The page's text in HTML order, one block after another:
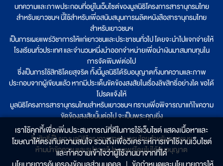
บทความและภาพประกอบที่อยู่ในเว็บไซต์ของมูลนิธิโครงการสารานุกรมไทย
สำหรับเยาวชนฯ นี้ใช้สำหรับเพื่อสนับสนุนการผลิตหนังสือสารานุกรมไทย
สำหรับเยาวชนฯ
เป็นการเผยแพร่วิชาการให้แก่เยาวชนและประชาชนทั่วไป โดยจะนำไปแจกจ่ายให้
โรงเรียนทั่วประเทศ และจำนวนหนึ่งนำออกจำหน่ายเพื่อนำเงินมาสมทบทุนใน
การจัดพิมพ์ต่อไป
ซึ่งเป็นการใช้สิทธิโดยสุจริต ทั้งนี้มูลนิธิได้รับอนุญาตทั้งบทความและภาพ
ประกอบจากผู้เขียนแล้ว หากมีประเด็นขัดข้องสงสัยในเรื่องลิขสิทธิ์อย่างใด ขอได้
โปรดแจ้งให้
มูลนิธิโครงการสารานุกรมไทยสำหรับเยาวชนฯ ทราบเพื่อพิจารณาแก้ไขความ
ขัดข้องสงสัยนั้นต่อไป จะเป็นพระคุณยิ่ง
ลิขสิทธิ์เป็นของมูลนิธิโครงการสารานุกรมไทยสำหรับเยาวชนฯ
ห้ามนำข้อความและรูปภาพไปเผยแพร่โดยไม่ได้รับอนุญาต
เราใช้คุกกี้เพื่อเพิ่มประสบการณ์ที่ดีในการใช้เว็บไซต์ แสดงเนื้อหาและ
โฆษณาให้ตรงกับความสนใจ รวมถึงเพื่อวิเคราะห์การเข้าใช้งานเว็บไซต์
และทำความเข้าใจว่าผู้ใช้งานมาจากที่ใด๋